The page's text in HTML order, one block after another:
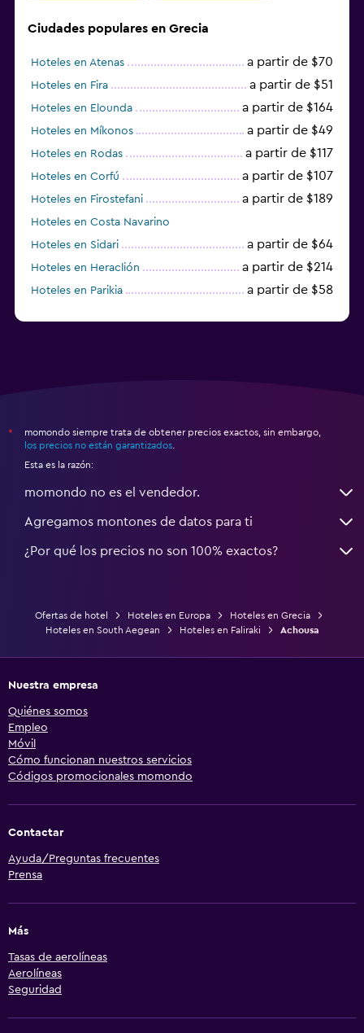
Ciudades populares en Grecia
Hoteles en Atenas a partir de $70
Hoteles en Fira a partir de $51
Hoteles en Elounda a partir de $164
Hoteles en Míkonos a partir de $49
Hoteles en Rodas a partir de $117
Hoteles en Corfú a partir de $107
Hoteles en Firostefani a partir de $189
Hoteles en Costa Navarino
Hoteles en Sidari
a partir de $64
Hoteles en Heraclión a partir de $214
Hoteles en Parikia a partir de $58
*
momondo siempre trata de obtener precios exactos, sin embargo,
los precios no están garantizados
Esta es la razón:
momondo no es el vendedor.
Agregamos montones de datos para ti
¿Por qué los precios no son 100% exactos?
Ofertas de hotel Hoteles en Europa
Hoteles en Grecia
Hoteles en South Aegean
Hoteles en Faliraki Achousa
Nuestra empresa
Quiénes somos
Empleo
Móvil
Cómo funcionan nuestros servicios
Códigos promocionales momondo
Contactar
Ayuda/Preguntas frecuentes
Prensa
Más
Tasas de aerolíneas
Aerolíneas
Seguridad